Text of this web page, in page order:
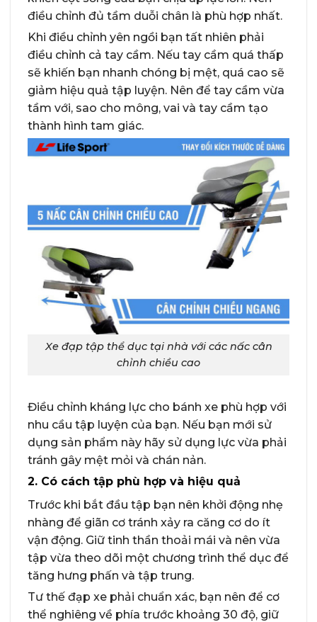
điều chỉnh đủ tầm duỗi chân là phù hợp nhất.
Khi điều chỉnh yên ngồi bạn tất nhiên phải
điều chỉnh cả tay cầm. Nếu tay cầm quá thấp
sẽ khiến bạn nhanh chóng bị mệt, quá cao sẽ
giảm hiệu quả tập luyện. Nên để tay cầm vừa
tầm với, sao cho mông, vai và tay cầm tạo
thành hình tam giác.
Xe đạp tập thể dục tại nhà với các nấc cân
chỉnh chiều cao
Điều chỉnh kháng lực cho bánh xe phù hợp với
nhu cầu tập luyện của bạn. Nếu bạn mới sử
dụng sản phẩm này hãy sử dụng lực vừa phải
tránh gây mệt mỏi và chán nản.
2. Có cách tập phù hợp và hiệu quả
Trước khi bắt đầu tập bạn nên khởi động nhẹ
nhàng để giãn cơ tránh xảy ra căng cơ do ít
vận động. Giữ tinh thần thoải mái và nên vừa
tập vừa theo dõi một chương trình thể dục để
tăng hưng phấn và tập trung.
Tư thế đạp xe phải chuẩn xác, bạn nên để cơ
thể nghiêng về phía trước khoảng 30 độ, giữ